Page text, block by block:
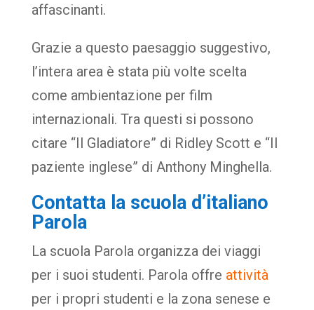
affascinanti.
Grazie a questo paesaggio suggestivo,
l’intera area è stata più volte scelta
come ambientazione per film
internazionali. Tra questi si possono
citare “Il Gladiatore” di Ridley Scott e “Il
paziente inglese” di Anthony Minghella.
Contatta la scuola d’italiano
Parola
La scuola Parola organizza dei viaggi
per i suoi studenti. Parola offre attività
per i propri studenti e la zona senese e